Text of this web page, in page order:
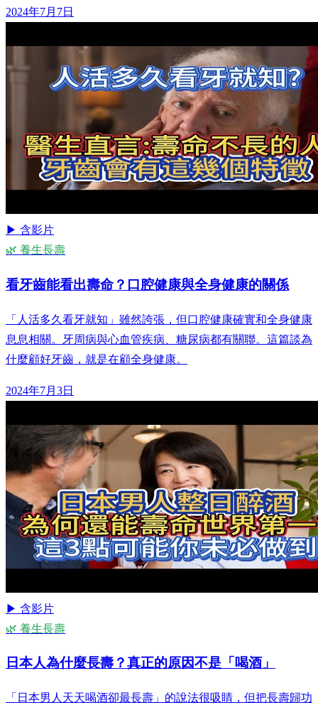
2024年7月7日
▶ 含影片
🌿 養生長壽
看牙齒能看出壽命？口腔健康與全身健康的關係
「人活多久看牙就知」雖然誇張，但口腔健康確實和全身健康
息息相關。牙周病與心血管疾病、糖尿病都有關聯。這篇談為
什麼顧好牙齒，就是在顧全身健康。
2024年7月3日
▶ 含影片
🌿 養生長壽
日本人為什麼長壽？真正的原因不是「喝酒」
「日本男人天天喝酒卻最長壽」的說法很吸睛，但把長壽歸功